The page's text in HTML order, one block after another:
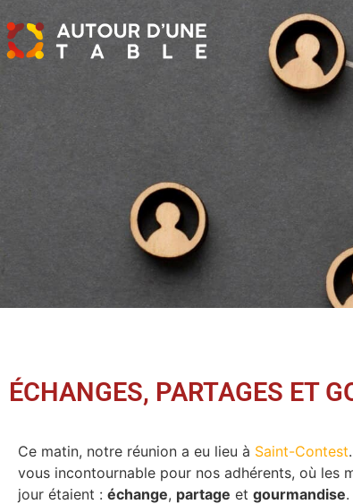
ÉCHANGES, PARTAGES ET
Ce matin, notre réunion a eu lieu à Saint-Contest
vous incontournable pour nos adhérents, où les
jour étaient : échange, partage et gourmandise